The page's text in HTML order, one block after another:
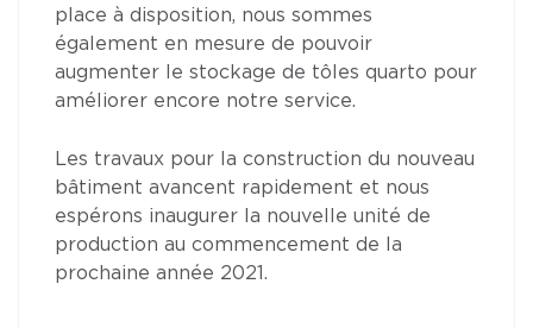
place à disposition, nous sommes
également en mesure de pouvoir
augmenter le stockage de tôles quarto pour
améliorer encore notre service.
Les travaux pour la construction du nouveau
bâtiment avancent rapidement et nous
espérons inaugurer la nouvelle unité de
production au commencement de la
prochaine année 2021.